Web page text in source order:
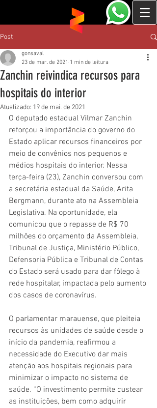
Post
Zanchin reivindica recursos para
hospitais do interior
gonsaval
23 de mar. de 2021 1 min de leitura
Atualizado: 19 de mai. de 2021
O deputado estadual Vilmar Zanchin
reforçou a importância do governo do
Estado aplicar recursos financeiros por
meio de convênios nos pequenos e
médios hospitais do interior. Nessa
terça-feira (23), Zanchin conversou com
a secretária estadual da Saúde, Arita
Bergmann, durante ato na Assembleia
Legislativa. Na oportunidade, ela
comunicou que o repasse de R$ 70
milhões do orçamento da Assembleia,
Tribunal de Justiça, Ministério Público,
Defensoria Pública e Tribunal de Contas
do Estado será usado para dar fôlego à
rede hospitalar, impactada pelo aumento
dos casos de coronavírus.
O parlamentar marauense, que pleiteia
recursos às unidades de saúde desde o
início da pandemia, reafirmou a
necessidade do Executivo dar mais
atenção aos hospitais regionais para
minimizar o impacto no sistema de
saúde. “O investimento permite custear
as instituições, bem como adquirir